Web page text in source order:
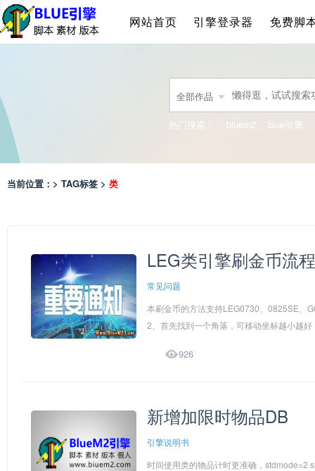
网站首页 引擎登录器 免费脚
全部作品
热门搜索： bluem2 blue引擎
当前位置：> TAG标签 > 类
LEG类引擎刷金币流
常见问题
本刷金币的方法支持LEG0730、0825SE、
2、首先找到一个角落，可移动坐标越小越
926
新增加限时物品DB
引擎说明书
时间使用类的物品计时更准确，stdmode=2